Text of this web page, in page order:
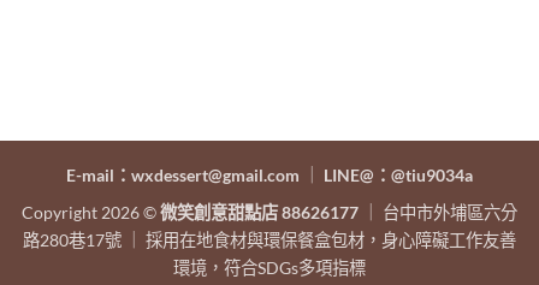
E-mail：wxdessert@gmail.com
LINE@：@tiu9034a
Copyright 2026 ©微笑創意甜點店 88626177 ｜ 台中市外埔區六分
路280巷17號 ｜ 採用在地食材與環保餐盒包材，身心障礙工作友善
環境，符合SDGs多項指標